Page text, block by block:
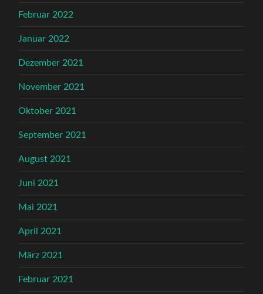
Februar 2022
Januar 2022
Dezember 2021
November 2021
Oktober 2021
September 2021
August 2021
Juni 2021
Mai 2021
April 2021
März 2021
Februar 2021